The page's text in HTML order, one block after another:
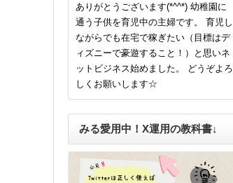
ありがとうございます(*^^*) 幼稚園に
通う子供を育児中の主婦です。 育児し
ながらでも在宅で稼ぎたい（目標はデ
ィズニーで豪遊すること！）と思いネ
ットビジネス始めました。 どうぞよろ
しくお願いします☆
みる愛用中！X運用の教科書↓